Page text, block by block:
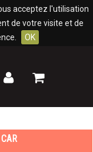
acceptez l'utilisation
de votre visite et de
OK
Mon
Mon